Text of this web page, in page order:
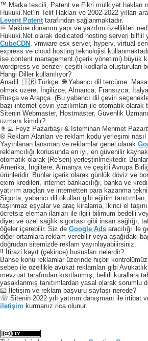
™ Marka tescili, Patent ve Fikri mülkiyet hakları
Hukuki.Net’in Telif Hakları ve 2002-2022 yılları
Levent Patent tarafından sağlanmaktadır.
♾️ Makine donanım yapı ve yazılım özellikleri
Hukuki.Net olarak dedicated hosting serveri bilfiil
CubeCDN
, vmware esx server, hyperv, virtual
express ve cloud hosting teknolojisi
ise content management (içerik yönetimi) büyük
wordpress ve benzeri çeşitli kodlarla oluşturulan
Hangi Diller kullanılıyor?
Anadil: 🇹🇷 Türkçe. 🌐 Yabancı dil tercüme:
olmak üzere; İngilizce, Almanca, Fransızca,
Rusça ve Arapça. (Bu yabancı dil çeviri
bazı internet çeviri yazılımları ile otomatik olarak
Sitenin Webmaster, Hostmaster, Güvenlik
uzmanı kimdir?
👨‍💻 Feyz Pazarbaşı & Istemihan Mehmet
® Reklam Alanları ve reklam kodu yerleşimi nasıl
Yayınlanan lansman ve reklamlar genel olarak
reklamcılığı konusunda en iyi, en güvenilir
otomatik olarak (Re'sen) yerleştirilmektedir.
Amerika, Ingiltere, Almanya ve çeşitli Avrupa
ürünleridir. Bunlar içerik olarak günlük döviz ve
exim kredileri, internet bankacılığı, banka ve kredi
yatırım araçları ve internetten para kazanma
Sigorta, yabancı dil okulları gibi eğitim
taşınmaz eşyalar ve araç kiralama, ikinci el
ücretsiz eleman ilanları ile ilgili bilimum bedelli
diyet ve özel sağlık sigortası gibi insan sağlığı,
öğeler içerebilir. Siz de Google Ads aracılığı ile
diğer ortamlara reklam verebilir veya aşağıdaki
doğrudan sitemizde reklam yayınlayabilirsiniz.
‼️ İtirazi kayıt (çekince) hususları nelerdir?
Bahse konu reklamlar üzerinde hiçbir
sebep ile özellikle avukat reklamları gibi
mevzuat tarafından kısıtlanmış, belirli kurallara
yasaklanmış tanıtımlardan yasal olarak sorumlu
📧 İletişim ve reklam başvuru sayfası nerede?
☏ Sitenin 2022 yılı yatırım danışmanı ile irtibat
iletişim kurmanız rica olunur.